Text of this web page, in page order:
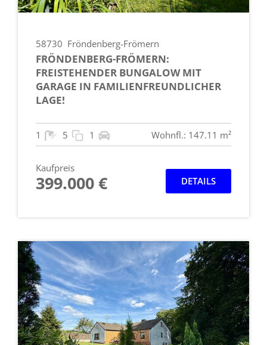
58730 Fröndenberg-Frömern
FRÖNDENBERG-FRÖMERN:
FREISTEHENDER BUNGALOW MIT
GARAGE IN FAMILIENFREUNDLICHER
LAGE!
1 5 1 Wohnfl.: 147.11 m²
Kaufpreis
399.000 € DETAILS